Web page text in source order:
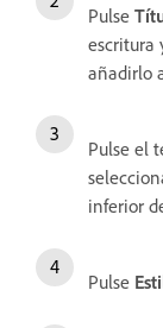
Pulse
escritura
añadirlo
Pulse el
inferior
Pulse